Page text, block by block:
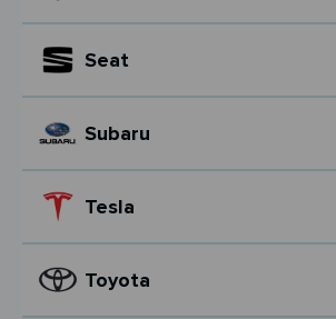
Seat
Subaru
Tesla
Toyota